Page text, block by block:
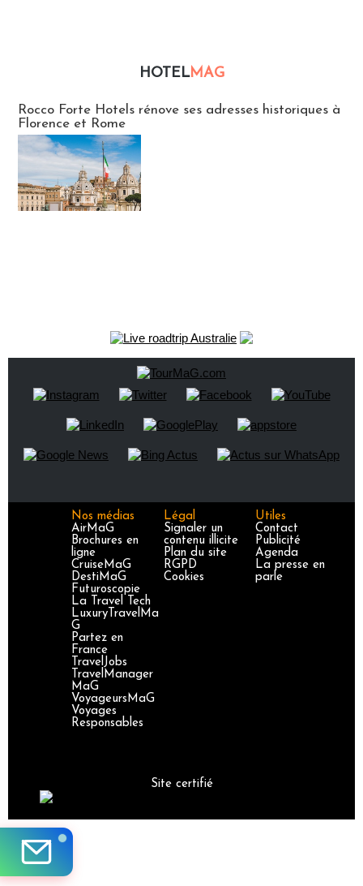
HOTELMAG
Rocco Forte Hotels rénove ses adresses historiques à
Florence et Rome
Nos médias
AirMaG
Brochures en
ligne
CruiseMaG
DestiMaG
Futuroscopie
La Travel Tech
LuxuryTravelMa
G
Partez en
France
TravelJobs
TravelManager
MaG
VoyageursMaG
Voyages
Responsables
Légal
Signaler un
contenu illicite
Plan du site
RGPD
Cookies
Utiles
Contact
Publicité
Agenda
La presse en
parle
Site certifié